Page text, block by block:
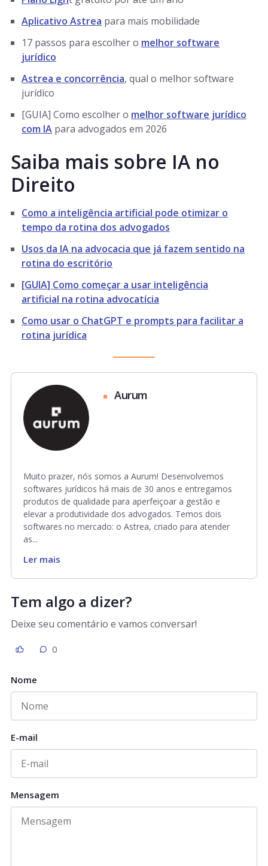
Aplicativo Astrea para mais mobilidade
17 passos para escolher o melhor software
jurídico
Astrea e concorrência, qual o melhor software
jurídico
[GUIA] Como escolher o melhor software jurídico
com IA para advogados em 2026
Saiba mais sobre IA no
Direito
Como a inteligência artificial pode otimizar o
tempo da rotina dos advogados
Usos da IA na advocacia que já fazem sentido na
rotina do escritório
[GUIA] Como começar a usar inteligência
artificial na rotina advocatícia
Como usar o ChatGPT e prompts para facilitar a
rotina jurídica
Aurum
Muito prazer, nós somos a Aurum! Desenvolvemos
softwares jurídicos há mais de 30 anos e entregamos
produtos de qualidade para aperfeiçoar a gestão e
elevar a produtividade dos advogados. Temos dois
softwares no mercado: o Astrea, criado para atender
as...
Ler mais
Tem algo a dizer?
Deixe seu comentário e vamos conversar!
0
Nome
E-mail
Mensagem